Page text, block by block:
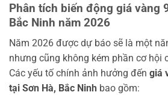
Phân tích biến động giá vàng
Bắc Ninh năm 2026
Năm 2026 được dự báo sẽ là một
nhưng cũng không kém phần cơ hội
Các yếu tố chính ảnh hưởng đến giá
tại Sơn Hà, Bắc Ninh bao gồm: